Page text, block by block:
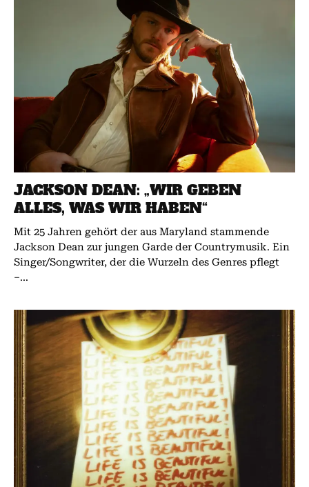
JACKSON DEAN: „WIR GEBEN
ALLES, WAS WIR HABEN“
Mit 25 Jahren gehört der aus Maryland stammende
Jackson Dean zur jungen Garde der Countrymusik. Ein
Singer/Songwriter, der die Wurzeln des Genres pflegt
–...